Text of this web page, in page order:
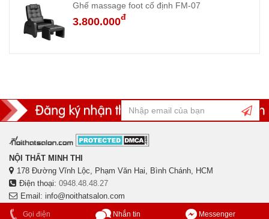
Ghế massage foot cố định FM-07
3.800.000đ
NỘI THẤT MINH THI
178 Đường Vĩnh Lộc, Phạm Văn Hai, Bình Chánh, HCM
Điện thoại: 0948.48.48.27
Email: info@noithatsalon.com
Gọi điện Nhắn tin Messenger